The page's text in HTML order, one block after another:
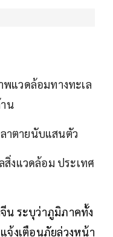
แวดล้อมทางทะเล
น
าตายนับแสนตัว
งแวดล้อม ประเทศ
น ระบุว่าภูมิภาคทั้ง
จ้งเตือนภัยล่วงหน้า